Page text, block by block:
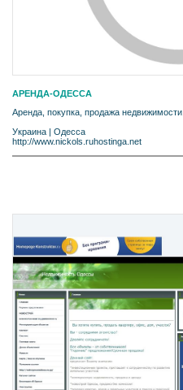
АРЕНДА-ОДЕССА
Аренда, покупка, продажа недвижимости.
Украина | Одесса
http://www.nickols.ruhostinga.net